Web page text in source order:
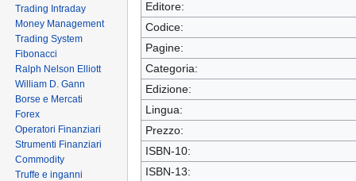
Editore:
Codice:
Pagine:
Categoria:
Edizione:
Lingua:
Prezzo:
ISBN-10:
ISBN-13:
Trading Intraday
Money Management
Trading System
Fibonacci
Ralph Nelson Elliott
William D. Gann
Borse e Mercati
Forex
Operatori Finanziari
Strumenti Finanziari
Commodity
Truffe e inganni